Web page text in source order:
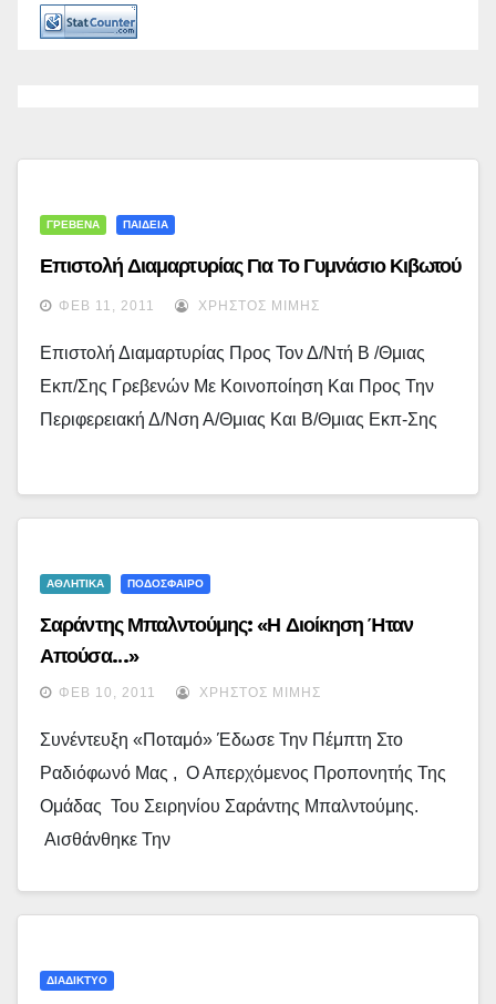
ΓΡΕΒΕΝΑ ΠΑΙΔΕΙΑ
Επιστολή Διαμαρτυρίας Για Το Γυμνάσιο Κιβωτού
ΦΕΒ 11, 2011 ΧΡΉΣΤΟΣ ΜΊΜΗΣ
Επιστολή Διαμαρτυρίας Προς Τον Δ/ντή Β /θμιας
Εκπ/σης Γρεβενών Με Κοινοποίηση Και Προς Την
Περιφερειακή Δ/νση Α/θμιας Και Β/θμιας Εκπ-Σης
ΑΘΛΗΤΙΚΑ ΠΟΔΟΣΦΑΙΡΟ
Σαράντης Μπαλντούμης: «Η Διοίκηση Ήταν
Απούσα…»
ΦΕΒ 10, 2011 ΧΡΉΣΤΟΣ ΜΊΜΗΣ
Συνέντευξη «ποταμό» Έδωσε Την Πέμπτη Στο
Ραδιόφωνό Μας , Ο Απερχόμενος Προπονητής Της
Ομάδας Του Σειρηνίου Σαράντης Μπαλντούμης.
Αισθάνθηκε Την
ΔΙΑΔΙΚΤΥΟ